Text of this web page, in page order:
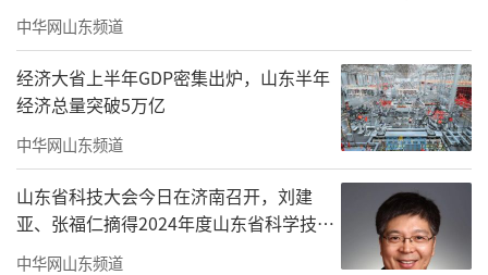
中华网山东频道
经济大省上半年GDP密集出炉，山东半年
经济总量突破5万亿
中华网山东频道
山东省科技大会今日在济南召开，刘建
亚、张福仁摘得2024年度山东省科学技术
奖最高奖！
中华网山东频道